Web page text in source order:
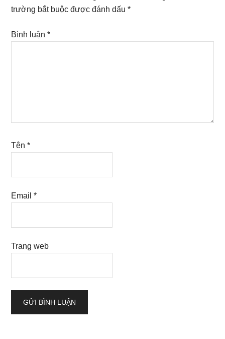
trường bắt buộc được đánh dấu*
Bình luận*
Tên*
Email*
Trang web